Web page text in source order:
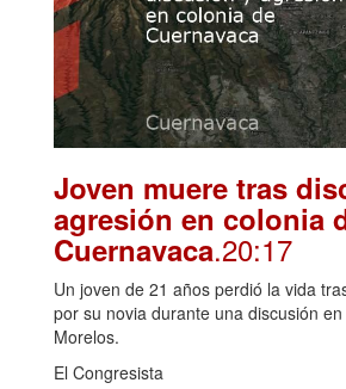
Joven muere tras
agresión en colonia
Cuernavaca.20:17
Un joven de 21 años perdió la vida
por su novia durante una discusión
Morelos.
El Congresista